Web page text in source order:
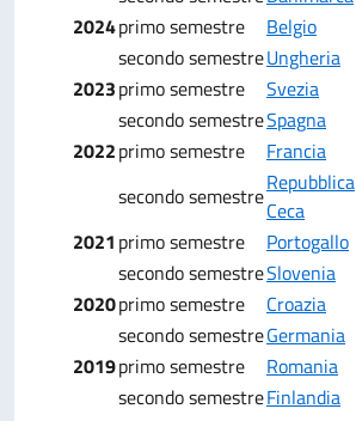
2024primo semestre
Belgio
secondo semestreUngheria
2023primo semestre
Svezia
secondo semestreSpagna
2022primo semestre
Francia
secondo semestreRepubblica
Ceca
2021 primo semestre
Portogallo
secondo semestreSlovenia
2020primo semestre
Croazia
secondo semestreGermania
2019primo semestre
Romania
secondo semestreFinlandia